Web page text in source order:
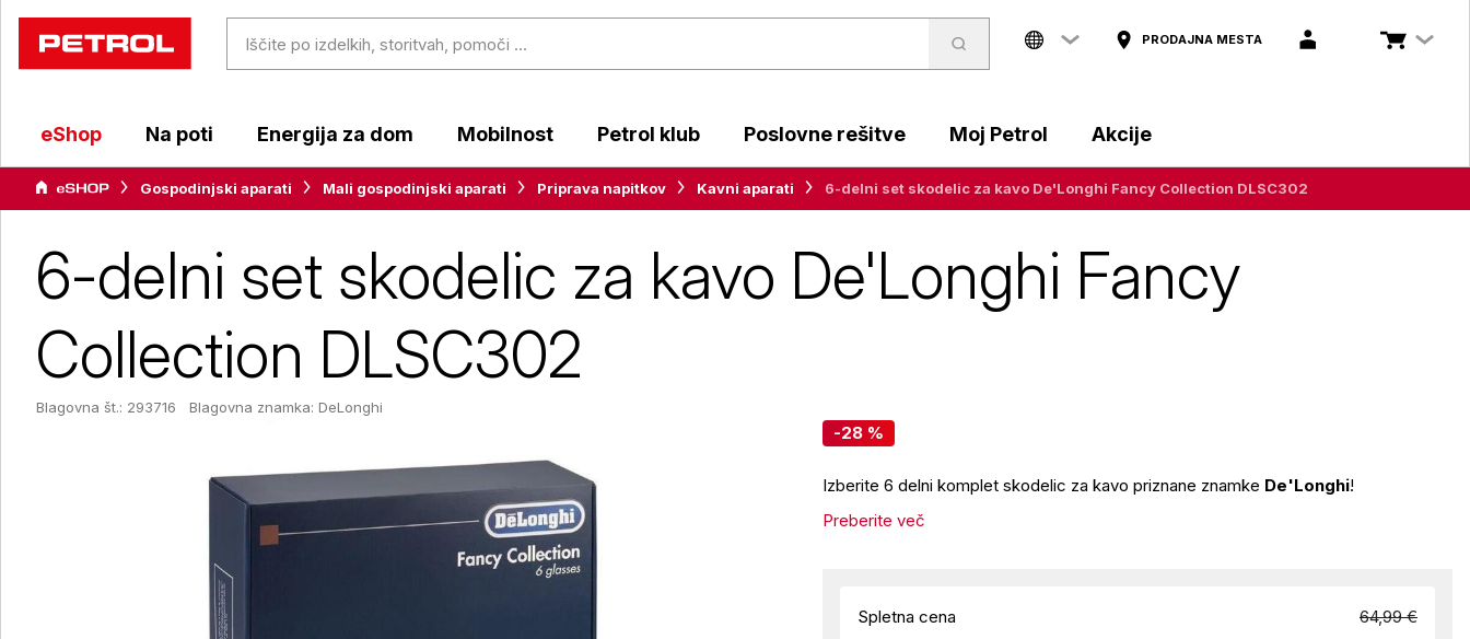
PRODAJNA MESTA
eShop Na poti Energija za dom Mobilnost Petrol klub Poslovne rešitve Moj Petrol Akcije
Gospodinjski aparati Mali gospodinjski aparati Priprava napitkov Kavni aparati 6-delni set skodelic za kavo De'Longhi Fancy Collection DLSC302
6-delni set skodelic za kavo De'Longhi Fancy
Collection DLSC302
Blagovna št.: 293716 Blagovna znamka: DeLonghi
-28 %
Izberite 6 delni komplet skodelic za kavo priznane znamke De'Longhi!
Preberite več
Spletna cena 64,99 €